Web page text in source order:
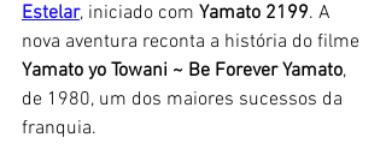
Estelar, iniciado com Yamato 2199. A
nova aventura reconta a história do filme
Yamato yo Towani ~ Be Forever Yamato,
de 1980, um dos maiores sucessos da
franquia.